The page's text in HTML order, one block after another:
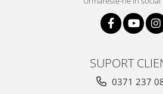
SUPORT
0371 237